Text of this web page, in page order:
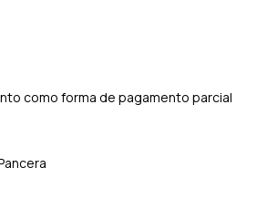
como forma de pagamento parcial